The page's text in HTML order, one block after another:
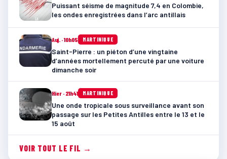
Puissant séisme de magnitude 7,4 en Colombie,
les ondes enregistrées dans l’arc antillais
Auj. · 10h05 MARTINIQUE
Saint-Pierre : un piéton d’une vingtaine
d’années mortellement percuté par une voiture
dimanche soir
Hier · 21h41 MARTINIQUE
Une onde tropicale sous surveillance avant son
passage sur les Petites Antilles entre le 13 et le
15 août
VOIR TOUT LE FIL →